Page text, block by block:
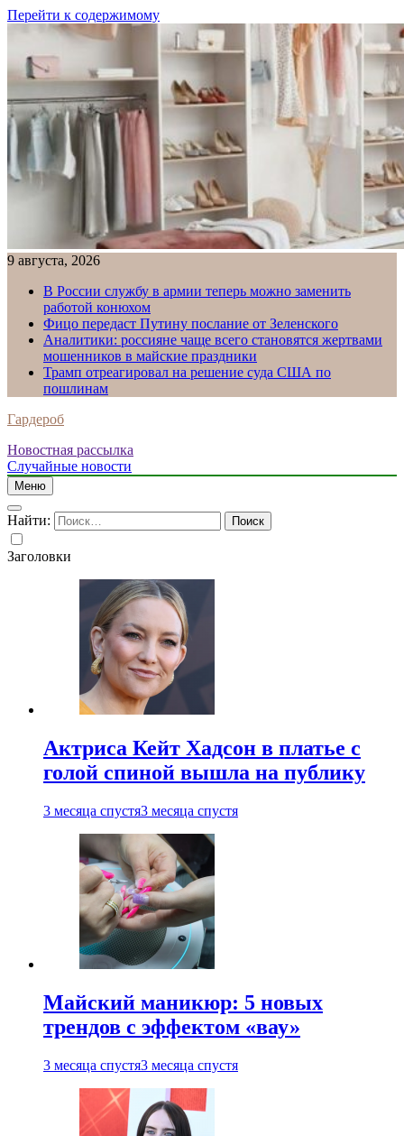
Перейти к содержимому
9 августа, 2026
В России службу в армии теперь можно заменить
работой конюхом
Фицо передаст Путину послание от Зеленского
Аналитики: россияне чаще всего становятся жертвами
мошенников в майские праздники
Трамп отреагировал на решение суда США по
пошлинам
Гардероб
Новостная рассылка
Случайные новости
Меню
Найти:
Заголовки
Актриса Кейт Хадсон в платье с
голой спиной вышла на публику
3 месяца спустя3 месяца спустя
Майский маникюр: 5 новых
трендов с эффектом «вау»
3 месяца спустя3 месяца спустя